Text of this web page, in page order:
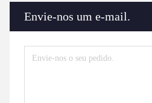
Envie-nos um e-mail.